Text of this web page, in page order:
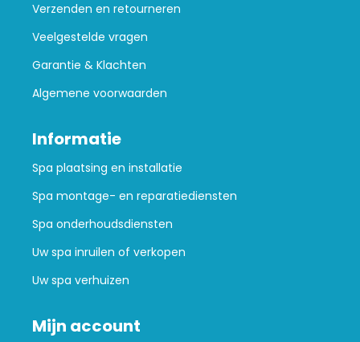
Verzenden en retourneren
Veelgestelde vragen
Garantie & Klachten
Algemene voorwaarden
Informatie
Spa plaatsing en installatie
Spa montage- en reparatiediensten
Spa onderhoudsdiensten
Uw spa inruilen of verkopen
Uw spa verhuizen
Mijn account